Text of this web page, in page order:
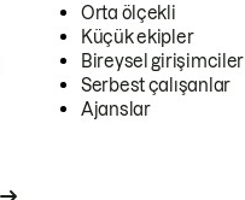
Orta ölçekli
Küçük ekipler
Bireysel girişimciler
Serbest çalışanlar
Ajanslar